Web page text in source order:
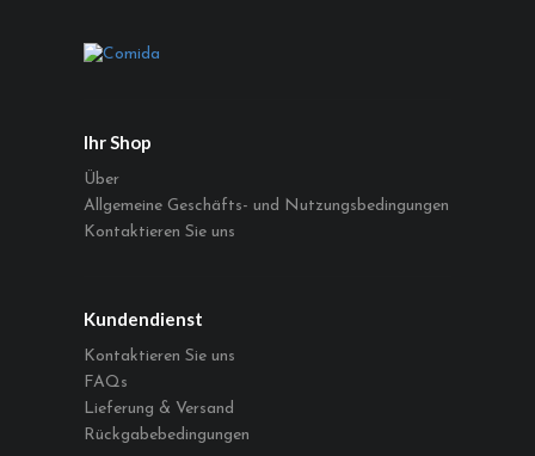
Ihr Shop
Über
Allgemeine Geschäfts- und Nutzungsbedingungen
Kontaktieren Sie uns
Kundendienst
Kontaktieren Sie uns
FAQs
Lieferung & Versand
Rückgabebedingungen